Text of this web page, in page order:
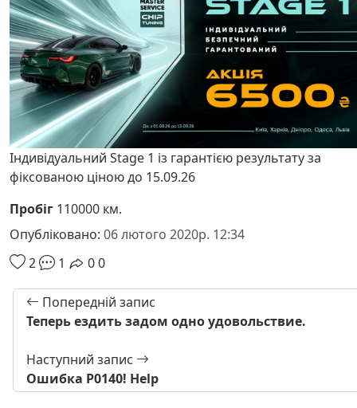
Індивідуальний Stage 1 із гарантією результату за
фіксованою ціною до 15.09.26
Пробіг 110000 км.
Опубліковано: 06 лютого 2020р. 12:34
2
1 00
Попередній запис
Теперь ездить задом одно удовольствие.
Наступний запис
Ошибка Р0140! Help